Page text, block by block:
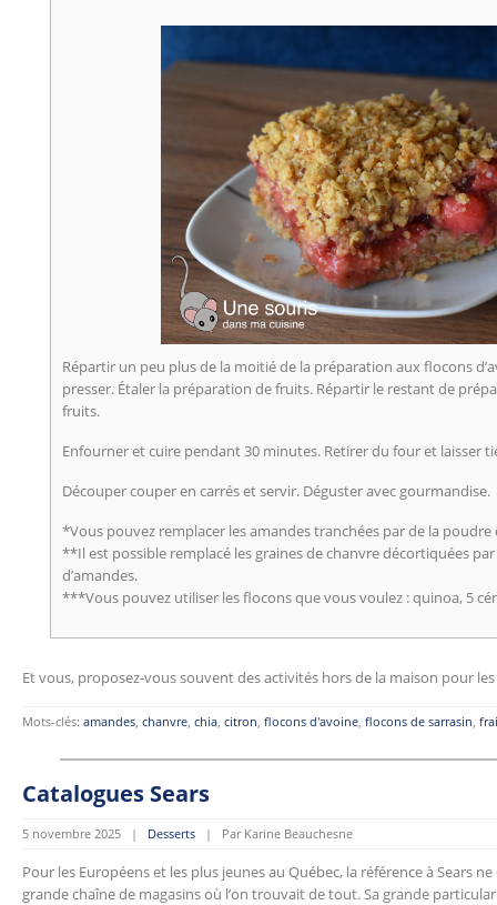
Répartir un peu plus de la moitié de la préparation aux flocons
presser. Étaler la préparation de fruits. Répartir le restant de
fruits.
Enfourner et cuire pendant 30 minutes. Retirer du four et laisser
Découper couper en carrés et servir. Déguster avec gourmandise.
*Vous pouvez remplacer les amandes tranchées par de la poudre
**Il est possible remplacé les graines de chanvre décortiquées
d’amandes.
***Vous pouvez utiliser les flocons que vous voulez : quinoa, 5
Et vous, proposez-vous souvent des activités hors de la maison pour
Mots-clés: amandes, chanvre, chia, citron, flocons d'avoine, flocons de sarrasin,
Catalogues Sears
5 novembre 2025 | Desserts | Par Karine Beauchesne
Pour les Européens et les plus jeunes au Québec, la référence à Sears
grande chaîne de magasins où l’on trouvait de tout. Sa grande